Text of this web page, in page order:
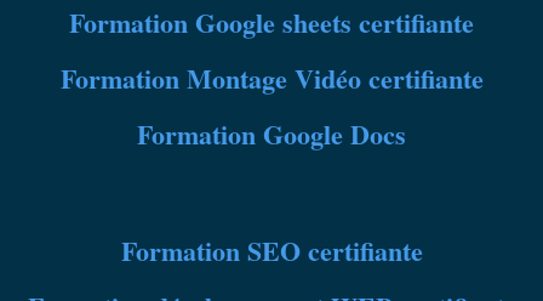
Formation Google sheets certifiante
Formation Montage Vidéo certifiante
Formation Google Docs
Formation SEO certifiante